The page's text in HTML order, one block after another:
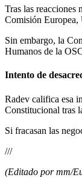
Tras las reacciones
Comisión Europea,
Sin embargo, la
Humanos de la
Intento de
Radev califica esa
Constitucional tras
Si fracasan las
///
(Editado por mm/